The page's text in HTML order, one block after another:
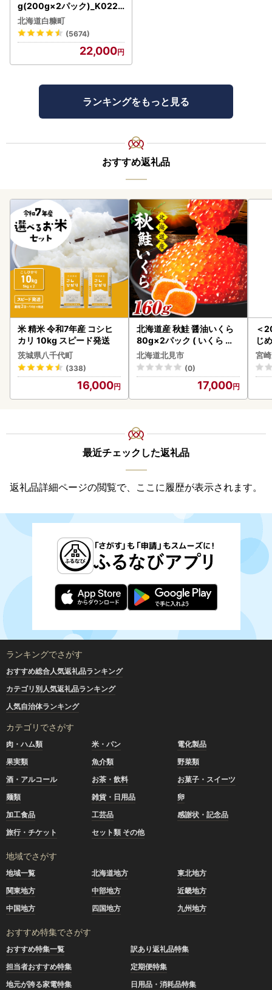
g(200g×2パック)_K022-
1676
北海道白糠町
(5674)
22,000
ランキングをもっと見る
おすすめ返礼品
米 精米 令和7年産 コシヒ
カリ 10kg スピード発送
茨城県八千代町
(338)
16,000
北海道産 秋鮭 醤油いくら
80g×2パック ( いくら イ
クラ 魚卵 鮭 サケ さけ 鮭い
くら 醤油漬け パック 北海
道産 ふるさと納税 秋鮭 )【
北海道北見市
(0)
17,000
＜
じ
ロ
宮
最近チェックした返礼品
返礼品詳細ページの閲覧で、ここに履歴が表示されます。
ランキングでさがす
おすすめ総合人気返礼品ランキング
カテゴリ別人気返礼品ランキング
人気自治体ランキング
カテゴリでさがす
肉・ハム類 米・パン
電化製品
果実類
魚介類
野菜類
酒・アルコール
お茶・飲料
お菓子・スイーツ
麺類
雑貨・日用品
卵
加工食品
工芸品
感謝状・記念品
旅行・チケット
セット類 その他
地域でさがす
地域一覧 北海道地方
東北地方
関東地方
中部地方
近畿地方
中国地方
四国地方 九州地方
おすすめ特集でさがす
おすすめ特集一覧
訳あり返礼品特集
担当者おすすめ特集
定期便特集
地元が誇る家電特集
日用品・消耗品特集